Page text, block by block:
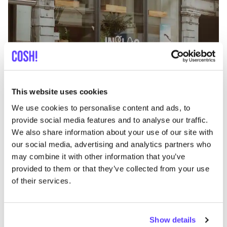
This website uses cookies
We use cookies to personalise content and ads, to
provide social media features and to analyse our traffic.
We also share information about your use of our site with
our social media, advertising and analytics partners who
may combine it with other information that you’ve
provided to them or that they’ve collected from your use
of their services.
Show details
Map